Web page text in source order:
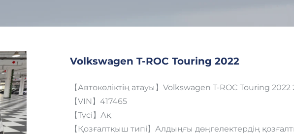
Volkswagen T-ROC Touring 2022
【Автокөліктің атауы】Volkswagen T-ROC Touring
【VIN】417465
【Түсі】Ақ
【Қозғалтқыш типі】Алдыңғы дөңгелектердің